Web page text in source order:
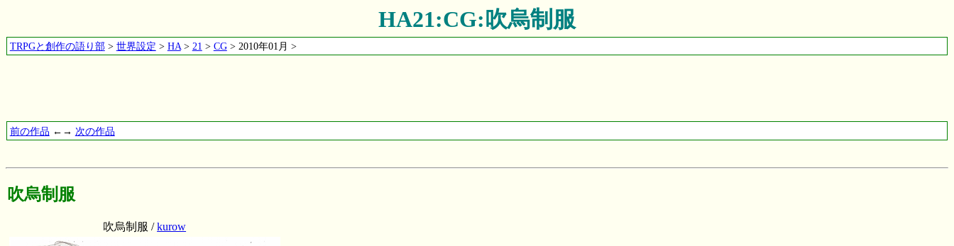
HA21:CG:吹烏制服
TRPGと創作の語り部> 世界設定 > HA> 21 > CG> 2010年01月 >
前の作品 ←→ 次の作品
吹烏制服
吹烏制服 /kurow